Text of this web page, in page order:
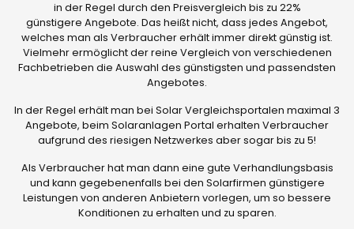
in der Regel durch den Preisvergleich bis zu 22%
günstigere Angebote. Das heißt nicht, dass jedes Angebot,
welches man als Verbraucher erhält immer direkt günstig ist.
Vielmehr ermöglicht der reine Vergleich von verschiedenen
Fachbetrieben die Auswahl des günstigsten und passendsten
Angebotes.
In der Regel erhält man bei Solar Vergleichsportalen maximal 3
Angebote, beim Solaranlagen Portal erhalten Verbraucher
aufgrund des riesigen Netzwerkes aber sogar bis zu 5!
Als Verbraucher hat man dann eine gute Verhandlungsbasis
und kann gegebenenfalls bei den Solarfirmen günstigere
Leistungen von anderen Anbietern vorlegen, um so bessere
Konditionen zu erhalten und zu sparen.